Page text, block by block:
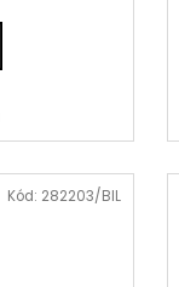
Kód: 282203/BIL